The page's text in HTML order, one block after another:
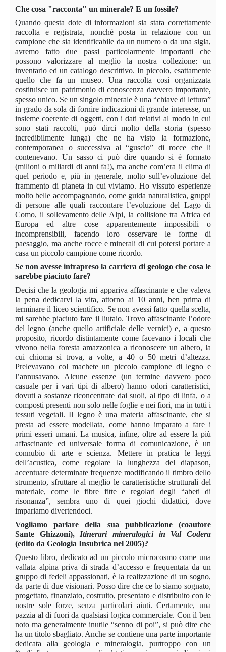
Che cosa "racconta" un minerale? E un fossile?
Quando questa dote di informazioni sia stata correttamente
raccolta e registrata, nonché posta in relazione con un
campione che sia identificabile da un numero o da una sigla,
avremo fatto due passi particolarmente importanti che
possono valorizzare al meglio la nostra collezione: un
inventario ed un catalogo descrittivo. In piccolo, esattamente
quello che fa un museo. Una raccolta così organizzata
costituisce un patrimonio di conoscenza davvero importante,
spesso unico. Se un singolo minerale è una “chiave di lettura”
in grado da sola di fornire indicazioni di grande interesse, un
insieme coerente di oggetti, con i dati relativi al modo in cui
sono stati raccolti, può dirci molto della storia (spesso
incredibilmente lunga) che ne ha visto la formazione,
contemporanea o successiva al “guscio” di rocce che li
contenevano. Un sasso ci può dire quando si è formato
(milioni o miliardi di anni fa!), ma anche com’era il clima di
quel periodo e, più in generale, molto sull’evoluzione del
frammento di pianeta in cui viviamo. Ho vissuto esperienze
molto belle accompagnando, come guida naturalistica, gruppi
di persone alle quali raccontare l’evoluzione del Lago di
Como, il sollevamento delle Alpi, la collisione tra Africa ed
Europa ed altre cose apparentemente impossibili o
incomprensibili, facendo loro osservare le forme di
paesaggio, ma anche rocce e minerali di cui potersi portare a
casa un piccolo campione come ricordo.
Se non avesse intrapreso la carriera di geologo che cosa le
sarebbe piaciuto fare?
Decisi che la geologia mi appariva affascinante e che valeva
la pena dedicarvi la vita, attorno ai 10 anni, ben prima di
terminare il liceo scientifico. Se non avessi fatto quella scelta,
mi sarebbe piaciuto fare il liutaio. Trovo affascinante l’odore
del legno (anche quello artificiale delle vernici) e, a questo
proposito, ricordo distintamente come facevano i locali che
vivono nella foresta amazzonica a riconoscere un albero, la
cui chioma si trova, a volte, a 40 o 50 metri d’altezza.
Prelevavano col machete un piccolo campione di legno e
l’annusavano. Alcune essenze (un termine davvero poco
casuale per i vari tipi di albero) hanno odori caratteristici,
dovuti a sostanze riconcentrate dai suoli, al tipo di linfa, o a
composti presenti non solo nelle foglie e nei fiori, ma in tutti i
tessuti vegetali. Il legno è una materia affascinante, che si
presta ad essere modellata, come hanno imparato a fare i
primi esseri umani. La musica, infine, oltre ad essere la più
affascinante ed universale forma di comunicazione, è un
connubio di arte e scienza. Mettere in pratica le leggi
dell’acustica, come regolare la lunghezza del diapason,
accentuare determinate frequenze modificando il timbro dello
strumento, sfruttare al meglio le caratteristiche strutturali del
materiale, come le fibre fitte e regolari degli “abeti di
risonanza”, sembra uno di quei giochi didattici, dove
impariamo divertendoci.
Vogliamo parlare della sua pubblicazione (coautore
Sante Ghizzoni), Itinerari mineralogici in Val Codera
(edito da Geologia Insubrica nel 2005)?
Questo libro, dedicato ad un piccolo microcosmo come una
vallata alpina priva di strada d’accesso e frequentata da un
gruppo di fedeli appassionati, è la realizzazione di un sogno,
da parte di due visionari. Posso dire che ce lo siamo sognato,
progettato, finanziato, costruito, presentato e distribuito con le
nostre sole forze, senza particolari aiuti. Certamente, una
pazzia al di fuori da qualsiasi logica commerciale. Con il ben
noto ma generalmente inutile “senno di poi”, si può dire che
ha un titolo sbagliato. Anche se contiene una parte importante
dedicata alla geologia e mineralogia, purtroppo con un